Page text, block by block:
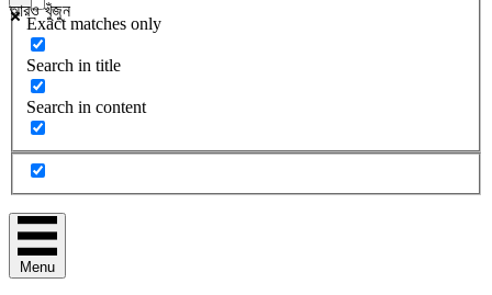
আরও খুঁজুন
Exact matches only
Search in title
Search in content
Menu